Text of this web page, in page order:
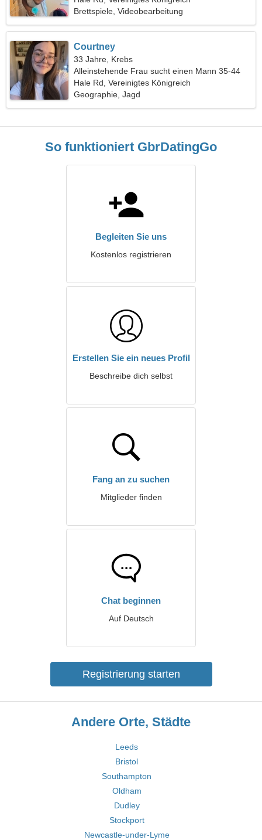
Brettspiele, Videobearbeitung
Courtney
33 Jahre, Krebs
Alleinstehende Frau sucht einen Mann 35-44
Hale Rd, Vereinigtes Königreich
Geographie, Jagd
So funktioniert GbrDatingGo
Begleiten Sie uns
Kostenlos registrieren
Erstellen Sie ein neues Profil
Beschreibe dich selbst
Fang an zu suchen
Mitglieder finden
Chat beginnen
Auf Deutsch
Registrierung starten
Andere Orte, Städte
Leeds
Bristol
Southampton
Oldham
Dudley
Stockport
Newcastle-under-Lyme